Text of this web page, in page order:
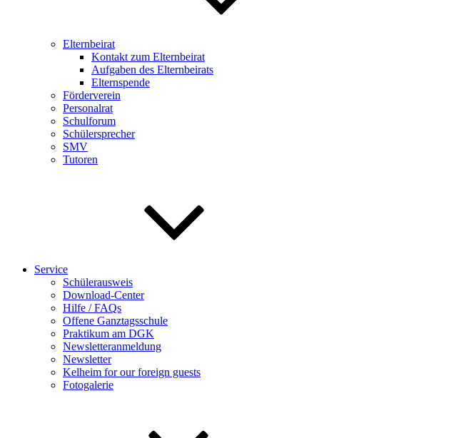
Elternbeirat
Kontakt zum Elternbeirat
Aufgaben des Elternbeirats
Elternspende
Förderverein
Personalrat
Schulforum
Schülersprecher
SMV
Tutoren
Service
Schülerausweis
Download-Center
Hilfe / FAQs
Offene Ganztagsschule
Praktikum am DGK
Newsletteranmeldung
Newsletter
Kelheim for our foreign guests
Fotogalerie